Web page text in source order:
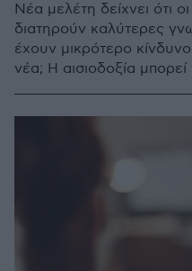
Νέα μελέτη δείχνει ότι
διατηρούν καλύτερες
έχουν μικρότερο
νέα; Η αισιοδοξία